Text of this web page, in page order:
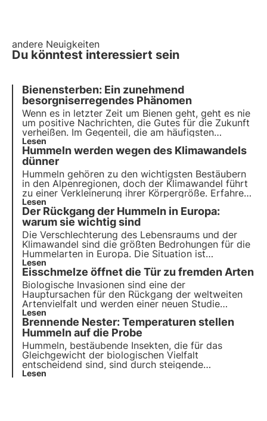
andere Neuigkeiten
Du könntest interessiert sein
Bienensterben: Ein zunehmend
besorgniserregendes Phänomen
Wenn es in letzter Zeit um Bienen geht, geht es nie
um positive Nachrichten, die Gutes für die Zukunft
verheißen. Im Gegenteil, die am häufigsten
wiederkehrenden Themen sind die Gefahren, die ihr
Überleben bedrohen, ungünstige Jahreszeiten für
die Honigproduktion, neue Krankheiten und
Schädlinge.
Lesen
Hummeln werden wegen des Klimawandels
dünner
Hummeln gehören zu den wichtigsten Bestäubern
in den Alpenregionen, doch der Klimawandel führt
zu einer Verkleinerung ihrer Körpergröße. Erfahren
Sie in diesem Artikel, wie sich dieses Phänomen
auf das Ökosystem der Berge und die Artenvielfalt
auswirken könnte.
Lesen
Der Rückgang der Hummeln in Europa:
warum sie wichtig sind
Die Verschlechterung des Lebensraums und der
Klimawandel sind die größten Bedrohungen für die
Hummelarten in Europa. Die Situation ist
alarmierend. Aber warum sind Hummeln so
wichtig? Und wie ist der aktuelle Stand ihrer
Populationen in Europa? Das wollen wir in diesem
Artikel herausfinden.
Lesen
Eisschmelze öffnet die Tür zu fremden Arten
Biologische Invasionen sind eine der
Hauptursachen für den Rückgang der weltweiten
Artenvielfalt und werden einer neuen Studie
zufolge durch das schnelle Abschmelzen der
Gletscher infolge des Klimawandels begünstigt.
Lesen
Brennende Nester: Temperaturen stellen
Hummeln auf die Probe
Hummeln, bestäubende Insekten, die für das
Gleichgewicht der biologischen Vielfalt
entscheidend sind, sind durch steigende
Temperaturen in ihren Nestern gefährdet, da sie
Lesen